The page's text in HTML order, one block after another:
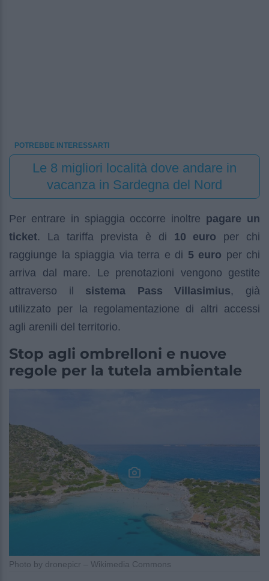
POTREBBE INTERESSARTI
Le 8 migliori località dove andare in
vacanza in Sardegna del Nord
Per entrare in spiaggia occorre inoltre pagare un
ticket. La tariffa prevista è di 10 euro per chi
raggiunge la spiaggia via terra e di 5 euro per chi
arriva dal mare. Le prenotazioni vengono gestite
attraverso il sistema Pass Villasimius, già
utilizzato per la regolamentazione di altri accessi
agli arenili del territorio.
Stop agli ombrelloni e nuove
regole per la tutela ambientale
Photo by dronepicr – Wikimedia Commons